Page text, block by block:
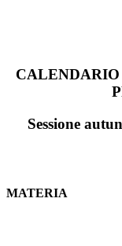
Sessione
MATERIA